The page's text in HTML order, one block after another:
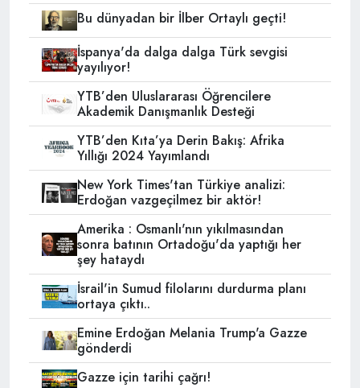
Bu dünyadan bir İlber Ortaylı geçti!
İspanya'da dalga dalga Türk sevgisi
yayılıyor!
YTB’den Uluslararası Öğrencilere
Akademik Danışmanlık Desteği
YTB’den Kıta’ya Derin Bakış: Afrika
Yıllığı 2024 Yayımlandı
New York Times'tan Türkiye analizi:
Erdoğan vazgeçilmez bir aktör!
Amerika : Osmanlı'nın yıkılmasından
sonra batının Ortadoğu'da yaptığı her
şey hataydı
İsrail'in Sumud filolarını durdurma planı
ortaya çıktı..
Emine Erdoğan Melania Trump'a Gazze
gönderdi
Gazze için tarihi çağrı!